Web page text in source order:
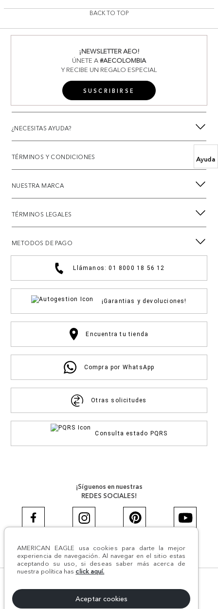
Ayuda
AMERICAN EAGLE usa cookies para darte la mejor
experiencia de navegación. Al navegar en el sitio estas
aceptando su uso, si deseas saber más acerca de
nuestra política has click aquí.
Aceptar cookies
BACK TO TOP
¡NEWSLETTER AEO!
ÚNETE A#AECOLOMBIA
Y RECIBE UN REGALO ESPECIAL
SUSCRIBIRSE
¿NECESITAS AYUDA?
TÉRMINOS Y CONDICIONES
NUESTRA MARCA
TÉRMINOS LEGALES
METODOS DE PAGO
Llámanos: 01 8000 18 56 12
¡Garantias y devoluciones!
Encuentra tu tienda
Compra por WhatsApp
Otras solicitudes
Consulta estado PQRS
¡Síguenos en nuestras
REDES SOCIALES!
#AEJEANS #AerieREALCOL
NIT:800.069.933-6 | CII 14 #52A - 370 | Medellín, Colombia